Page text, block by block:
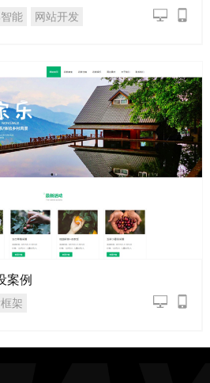
能 网站开发
案例
架